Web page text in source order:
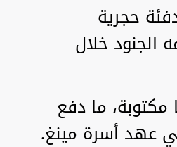
تدفئة حجرية
الجنود خلال
مكتوبة، ما دفع
عهد أسرة مينغ.